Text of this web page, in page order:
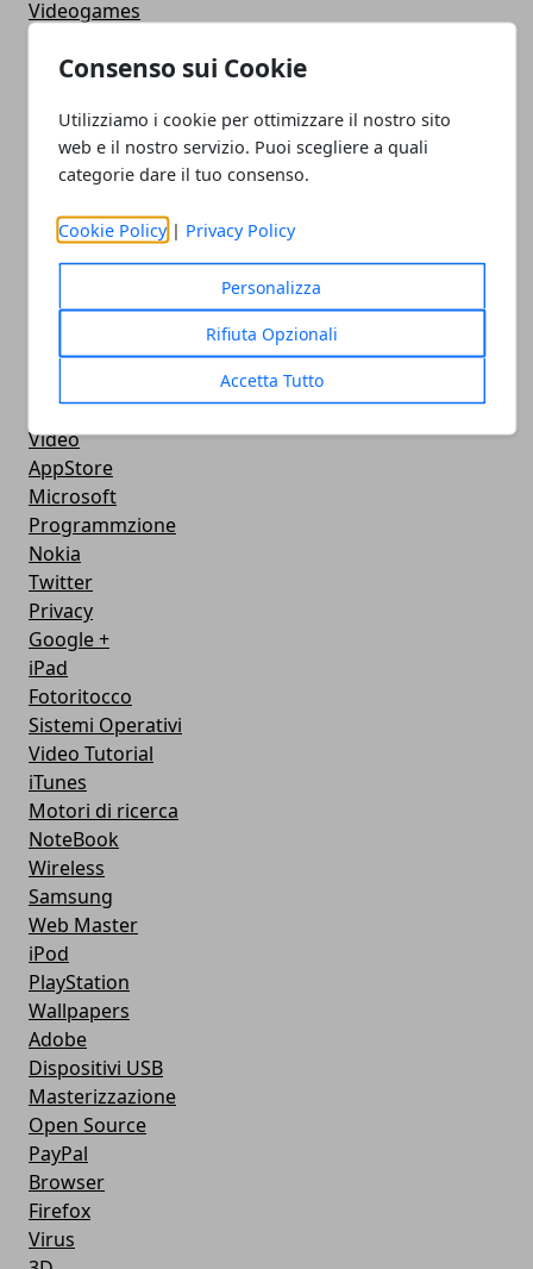
Consenso sui Cookie
Utilizziamo i cookie per ottimizzare il nostro sito
web e il nostro servizio. Puoi scegliere a quali
categorie dare il tuo consenso.
Cookie Policy| Privacy Policy
Personalizza
Rifiuta Opzionali
Accetta Tutto
Videogames
Android
MacBook
FaceBook
Google Maps
Console
Hardware
Cellulari
Adsl
WeGeek
Video
AppStore
Microsoft
Programmzione
Nokia
Twitter
Privacy
Google +
iPad
Fotoritocco
Sistemi Operativi
Video Tutorial
iTunes
Motori di ricerca
NoteBook
Wireless
Samsung
Web Master
iPod
PlayStation
Wallpapers
Adobe
Dispositivi USB
Masterizzazione
Open Source
PayPal
Browser
Firefox
Virus